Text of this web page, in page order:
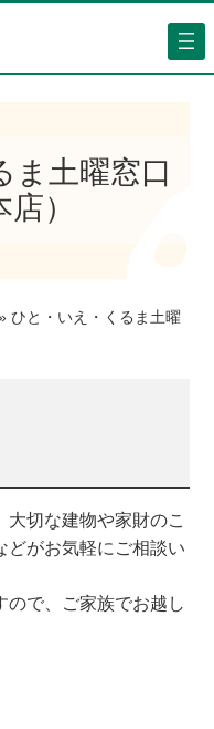
ま土曜窓口
）
ひと・いえ・くるま土曜
大切な建物や家財のこ
どがお気軽にご相談い
ので、ご家族でお越し